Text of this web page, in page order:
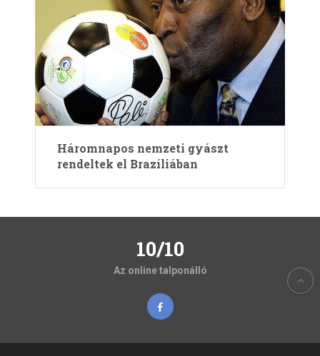
Háromnapos nemzeti gyászt
rendeltek el Brazíliában
10/10
Az online talponálló